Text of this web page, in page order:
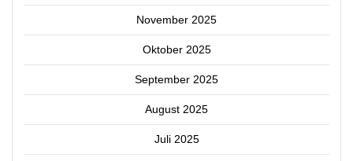
November 2025
Oktober 2025
September 2025
August 2025
Juli 2025